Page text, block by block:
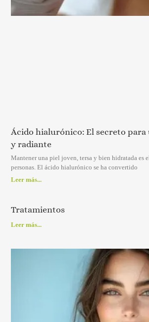
Ácido hialurónico: El secreto para
y radiante
Mantener una piel joven, tersa y bien hidratada es
personas. El ácido hialurónico se ha convertido
Leer más...
Tratamientos
Leer más...